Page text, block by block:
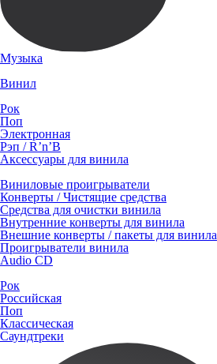
Музыка
Винил
Рок
Поп
Электронная
Рэп / R’n’B
Аксессуары для винила
Виниловые проигрыватели
Конверты / Чистящие средства
Средства для очистки винила
Внутренние конверты для винила
Внешние конверты / пакеты для винила
Проигрыватели винила
Audio CD
Рок
Российская
Поп
Классическая
Саундтреки